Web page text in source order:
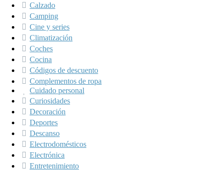
Calzado
Camping
Cine y series
Climatización
Coches
Cocina
Códigos de descuento
Complementos de ropa
Cuidado personal
Curiosidades
Decoración
Deportes
Descanso
Electrodomésticos
Electrónica
Entretenimiento